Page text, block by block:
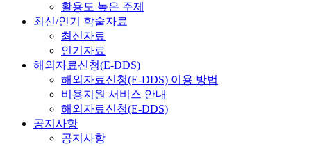
활용도 높은 주제
최신/인기 학술자료
최신자료
인기자료
해외자료신청(E-DDS)
해외자료신청(E-DDS) 이용 방법
비용지원 서비스 안내
해외자료신청(E-DDS)
공지사항
공지사항